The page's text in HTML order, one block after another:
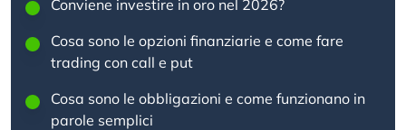
Conviene investire in oro nel 2026?
Cosa sono le opzioni finanziarie e come fare
trading con call e put
Cosa sono le obbligazioni e come funzionano in
parole semplici